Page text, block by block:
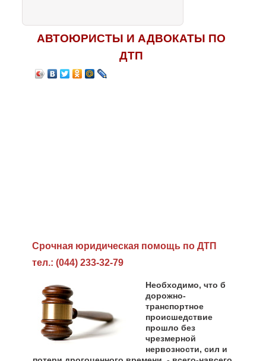
АВТОЮРИСТЫ И АДВОКАТЫ ПО
ДТП
Cрочная юридическая помощь по ДТП
тел.: (044) 233-32-79
Необходимо, что б
дорожно-
транспортное
происшедствие
прошло без
чрезмерной
нервозности, сил и